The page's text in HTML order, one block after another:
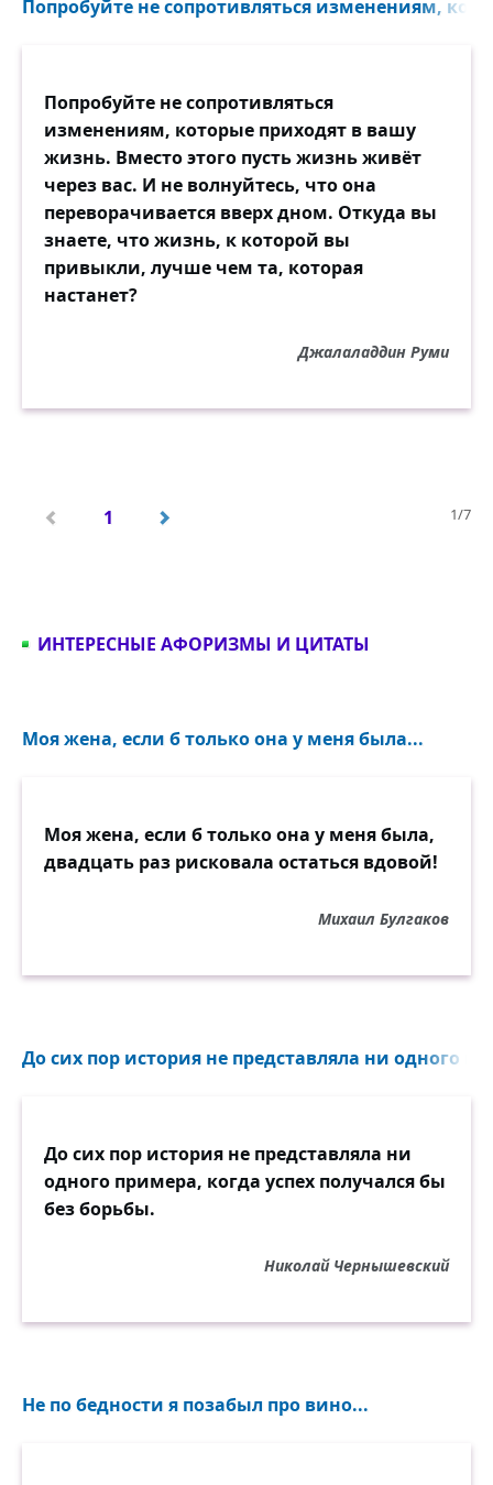
Попробуйте не сопротивляться изменениям,
Попробуйте не сопротивляться
изменениям, которые приходят в вашу
жизнь. Вместо этого пусть жизнь живёт
через вас. И не волнуйтесь, что она
переворачивается вверх дном. Откуда вы
знаете, что жизнь, к которой вы
привыкли, лучше чем та, которая
настанет?
Джалаладдин Руми
1/7
1
ИНТЕРЕСНЫЕ АФОРИЗМЫ И ЦИТАТЫ
Моя жена, если б только она у меня была...
Моя жена, если б только она у меня была,
двадцать раз рисковала остаться вдовой!
Михаил Булгаков
До сих пор история не представляла ни одного
До сих пор история не представляла ни
одного примера, когда успех получался бы
без борьбы.
Николай Чернышевский
Не по бедности я позабыл про вино...